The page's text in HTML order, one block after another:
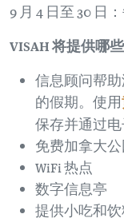
9 月 4 日至 30 日
VISAH 将提供哪
信息顾问帮
的假期。使用
保存并通过
免费加拿大
WiFi 热点
数字信息亭
提供小吃和